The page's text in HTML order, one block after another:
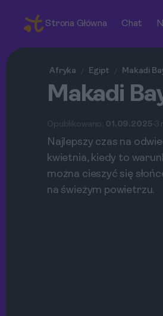
Strona Główna Chat
Afryka / Egipt / Makadi
Makadi
Opublikowano: 01.09.2025 3
Najlepszy czas na
kwietnia, kiedy to
można cieszyć się
na świeżym powietrzu.